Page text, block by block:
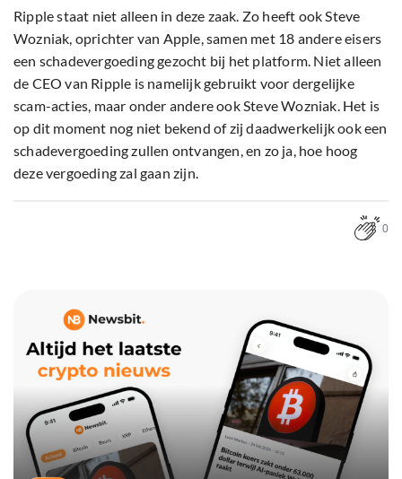
Ripple staat niet alleen in deze zaak. Zo heeft ook Steve
Wozniak, oprichter van Apple, samen met 18 andere eisers
een schadevergoeding gezocht bij het platform. Niet alleen
de CEO van Ripple is namelijk gebruikt voor dergelijke
scam-acties, maar onder andere ook Steve Wozniak. Het is
op dit moment nog niet bekend of zij daadwerkelijk ook een
schadevergoeding zullen ontvangen, en zo ja, hoe hoog
deze vergoeding zal gaan zijn.
0